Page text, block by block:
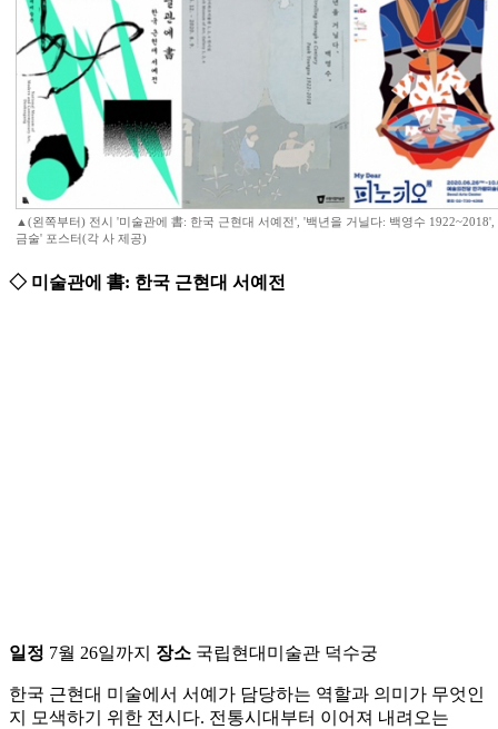
▲(왼쪽부터) 전시 '미술관에 書: 한국 근현대 서예전', '백년을 거닐다: 백영수
금술' 포스터(각 사 제공)
◇ 미술관에 書: 한국 근현대 서예전
일정 7월 26일까지 장소 국립현대미술관 덕수궁
한국 근현대 미술에서 서예가 담당하는 역할과 의미가 무엇인
지 모색하기 위한 전시다. 전통시대부터 이어져 내려오는